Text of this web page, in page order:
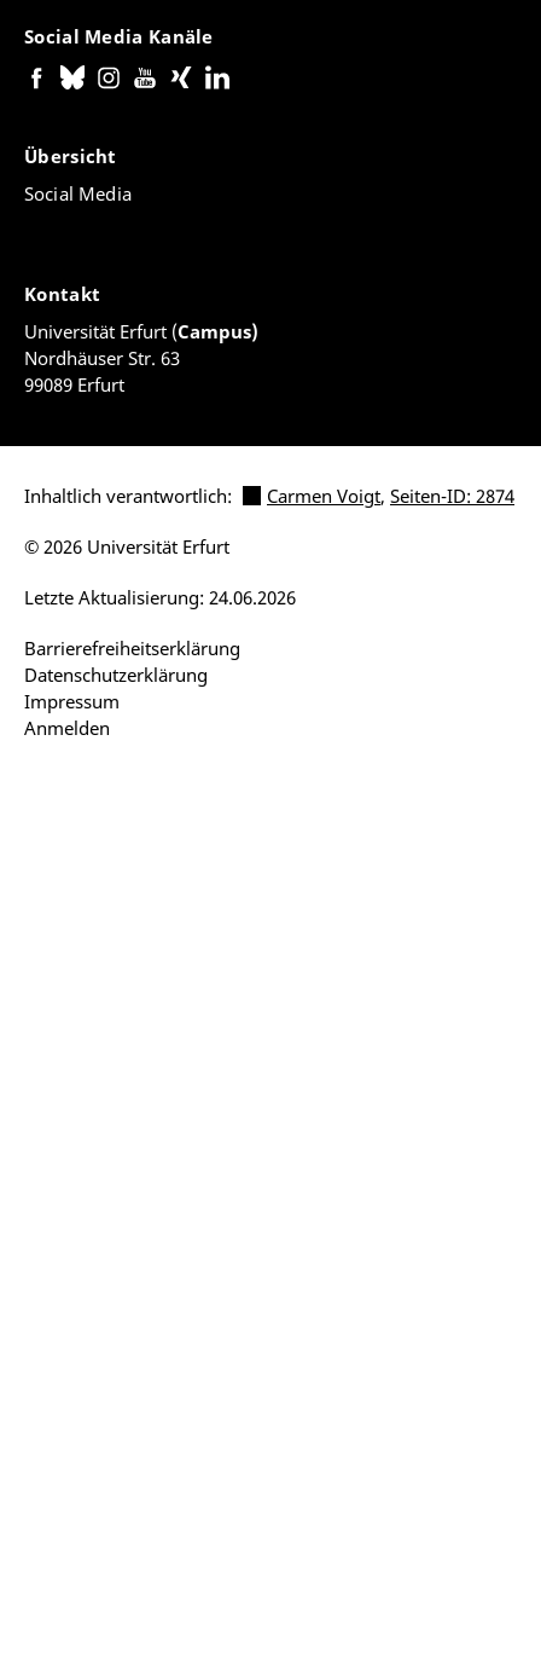
Social Media Kanäle
Übersicht
Social Media
Kontakt
Universität Erfurt (Campus)
Nordhäuser Str. 63
99089 Erfurt
Inhaltlich verantwortlich: Carmen Voigt, Seiten-ID: 2874
Barrierefreiheitserklärung
Datenschutzerklärung
Impressum
Anmelden
Letzte Aktualisierung: 24.06.2026
© 2026 Universität Erfurt